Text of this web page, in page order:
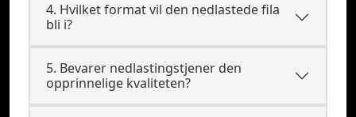
4. Hvilket format vil den nedlastede fila
bli i?
5. Bevarer nedlastingstjener den
opprinnelige kvaliteten?